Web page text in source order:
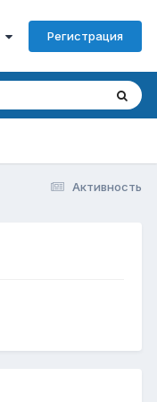
Регистрация
Активность